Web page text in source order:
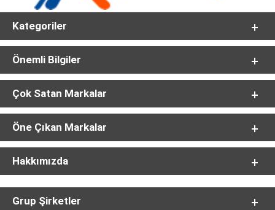
Kategoriler
Önemli Bilgiler
Çok Satan Markalar
Öne Çıkan Markalar
Hakkımızda
Grup Şirketler